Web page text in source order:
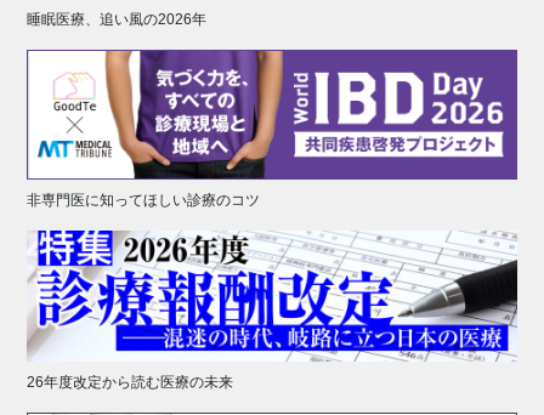
睡眠医療、追い風の2026年
非専門医に知ってほしい診療のコツ
26年度改定から読む医療の未来